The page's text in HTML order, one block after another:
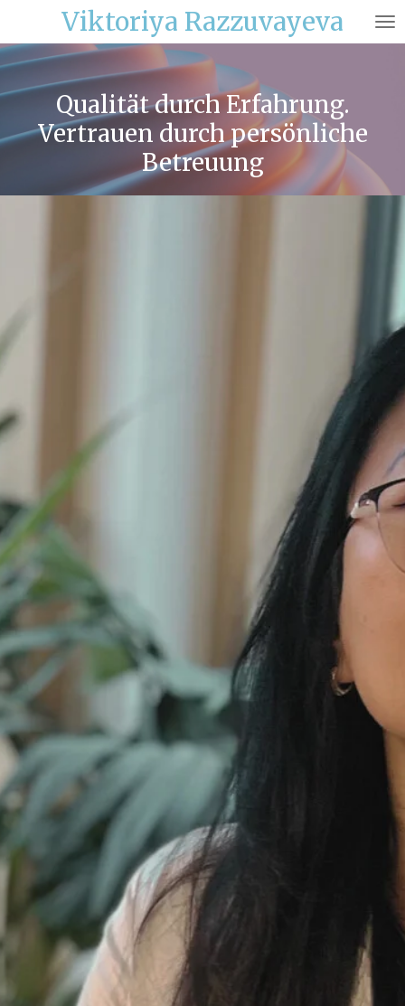
Hauptinhalt
springen
Viktoriya Razzuvayeva
Qualität durch Erfahrung.
Vertrauen durch persönliche
Betreuung